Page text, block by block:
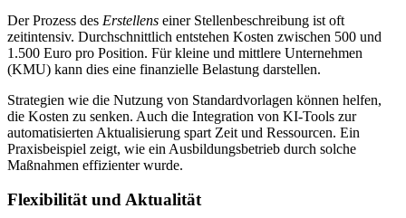
Der Prozess des Erstellens einer Stellenbeschreibung ist oft
zeitintensiv. Durchschnittlich entstehen Kosten zwischen 500 und
1.500 Euro pro Position. Für kleine und mittlere Unternehmen
(KMU) kann dies eine finanzielle Belastung darstellen.
Strategien wie die Nutzung von Standardvorlagen können helfen,
die Kosten zu senken. Auch die Integration von KI-Tools zur
automatisierten Aktualisierung spart Zeit und Ressourcen. Ein
Praxisbeispiel zeigt, wie ein Ausbildungsbetrieb durch solche
Maßnahmen effizienter wurde.
Flexibilität und Aktualität